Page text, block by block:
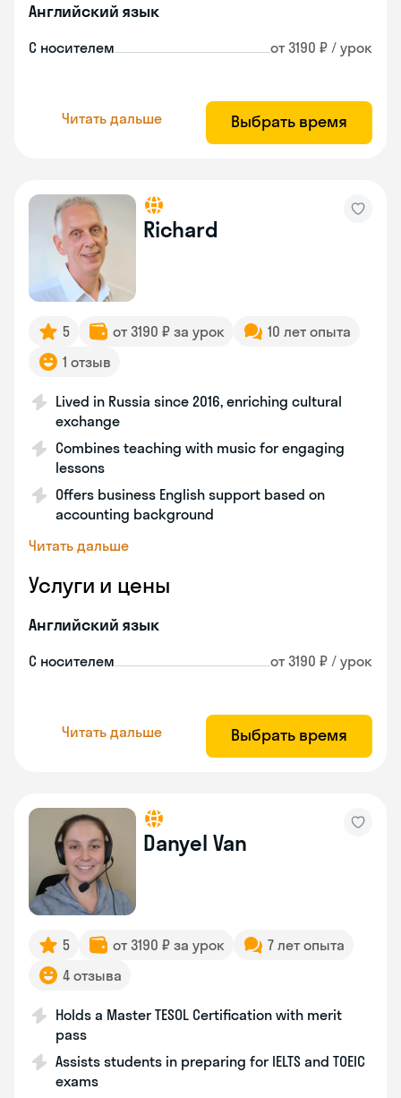
Английский язык
С носителем от 3190 ₽ / урок
Читать дальше Выбрать время
Richard
5 от 3190 ₽ за урок
10 лет опыта
1 отзыв
Lived in Russia since 2016, enriching cultural
exchange
Combines teaching with music for engaging
lessons
Offers business English support based on
accounting background
Читать дальше
Услуги и цены
Английский язык
С носителем от 3190 ₽ / урок
Читать дальше Выбрать время
Danyel Van
5 от 3190 ₽ за урок
7 лет опыта
4 отзыва
Holds a Master TESOL Certification with merit
pass
Assists students in preparing for IELTS and TOEIC
exams